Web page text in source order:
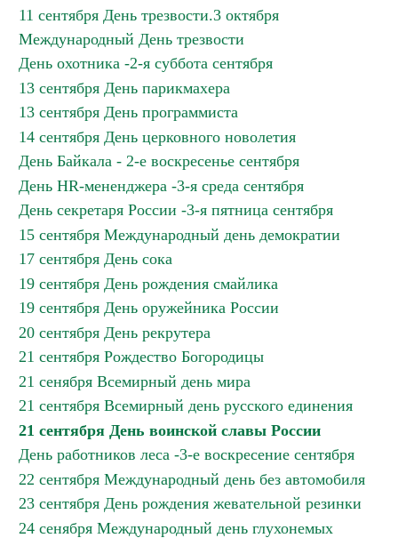
11 сентября День трезвости.3 октября
Международный День трезвости
День охотника -2-я суббота сентября
13 сентября День парикмахера
13 сентября День программиста
14 сентября День церковного новолетия
День Байкала - 2-е воскресенье сентября
День HR-мененджера -3-я среда сентября
День секретаря России -3-я пятница сентября
15 сентября Международный день демократии
17 сентября День сока
19 сентября День рождения смайлика
19 сентября День оружейника России
20 сентября День рекрутера
21 сентября Рождество Богородицы
21 сенября Всемирный день мира
21 сентября Всемирный день русского единения
21 сентября День воинской славы России
День работников леса -3-е воскресение сентября
22 сентября Международный день без автомобиля
23 сентября День рождения жевательной резинки
24 сенября Международный день глухонемых